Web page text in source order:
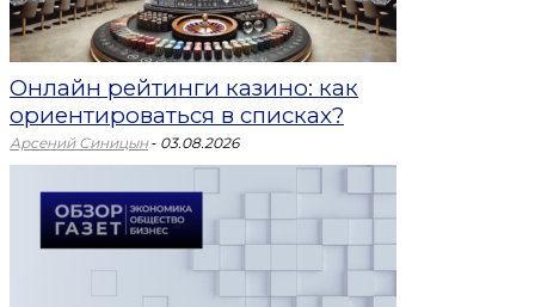
Онлайн рейтинги казино: как
ориентироваться в списках?
Арсений Синицын - 03.08.2026